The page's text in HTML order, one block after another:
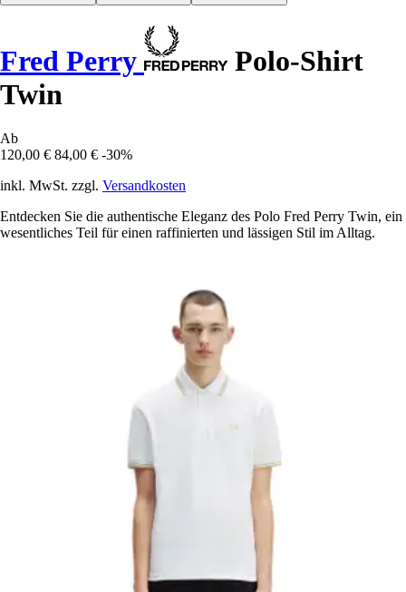
Fred Perry
Polo-Shirt
Twin
Ab
120,00 € 84,00 € -30%
inkl. MwSt. zzgl. Versandkosten
Entdecken Sie die authentische Eleganz des Polo Fred Perry Twin, ein
wesentliches Teil für einen raffinierten und lässigen Stil im Alltag.